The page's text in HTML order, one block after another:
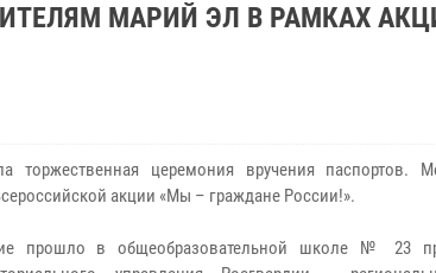
МАРИЙ ЭЛ В РАМКАХ
торжественная церемония вручения паспортов.
акции «Мы – граждане России!».
прошло в общеобразовательной школе № 23